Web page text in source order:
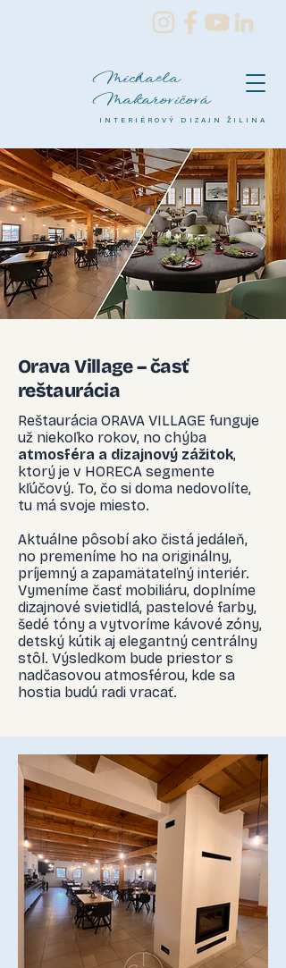
Michaela
Makarovičová
INTERIÉROVÝ DIZAJN ŽILINA
Orava Village – časť
reštaurácia
Reštaurácia ORAVA VILLAGE funguje
už niekoľko rokov, no chýba
atmosféra a dizajnový zážitok,
ktorý je v HORECA segmente
kľúčový. To, čo si doma nedovolíte,
tu má svoje miesto.
Aktuálne pôsobí ako čistá jedáleň,
no premeníme ho na originálny,
príjemný a zapamätateľný interiér.
Vymeníme časť mobiliáru, doplníme
dizajnové svietidlá, pastelové farby,
šedé tóny a vytvoríme kávové zóny,
detský kútik aj elegantný centrálny
stôl. Výsledkom bude priestor s
nadčasovou atmosférou, kde sa
hostia budú radi vracať.